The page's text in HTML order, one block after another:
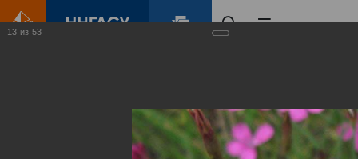
Виртуальные
13 из 53